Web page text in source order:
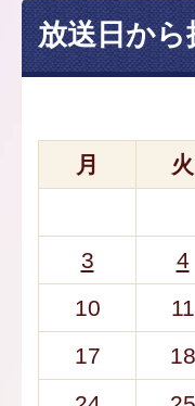
放送日から
月 火
3 4
10
11
17
18